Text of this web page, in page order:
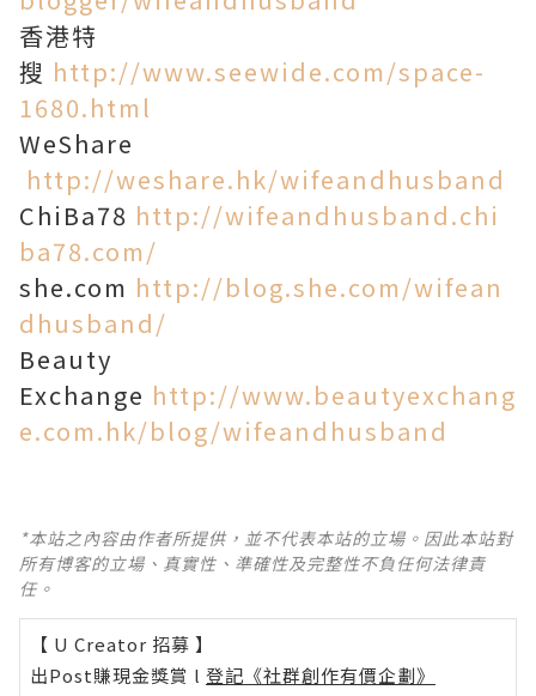
香港特
搜 http://www.seewide.com/space-
1680.html
WeShare
http://weshare.hk/wifeandhusband
ChiBa78 http://wifeandhusband.chi
ba78.com/
she.com http://blog.she.com/wifean
dhusband/
Beauty
Exchange http://www.beautyexchang
e.com.hk/blog/wifeandhusband
*本站之內容由作者所提供，並不代表本站的立場。因此本站對
所有博客的立場、真實性、準確性及完整性不負任何法律責
任。
【 U Creator 招募 】
出Post賺現金獎賞 l 登記《社群創作有價企劃》